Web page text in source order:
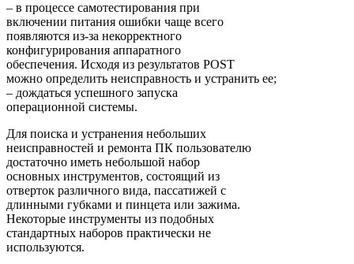
– в процессе самотестирования при
включении питания ошибки чаще всего
появляются из-за некорректного
конфигурирования аппаратного
обеспечения. Исходя из результатов POST
можно определить неисправность и устранить ее;
– дождаться успешного запуска
операционной системы.
Для поиска и устранения небольших
неисправностей и ремонта ПК пользователю
достаточно иметь небольшой набор
основных инструментов, состоящий из
отверток различного вида, пассатижей с
длинными губками и пинцета или зажима.
Некоторые инструменты из подобных
стандартных наборов практически не
используются.